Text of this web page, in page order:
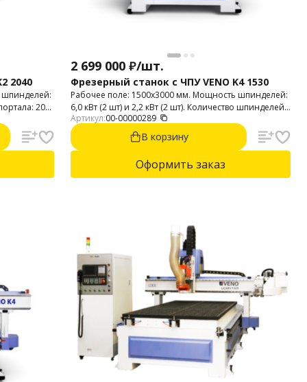
2040
шпинделей:
200
2 699 000 ₽/шт.
Фрезерный станок с ЧПУ VENO K4 1530
Рабочее поле: 1500х3000 мм. Мощность шпинделей:
6,0 кВт (2 шт) и 2,2 кВт (2 шт). Количество шпинделей:
4. Цанговый патрон: ER-32. Высота портала: 200 мм.
Артикул:00-00000289
В корзину
Оформить заказ